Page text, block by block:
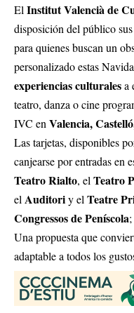
El Institut Valencià de
disposición del público sus
para quienes buscan un
personalizado estas
experiencias culturalesa
teatro, danza o cine
IVC en Valencia,
Las tarjetas, disponibles
canjearse por entradas en
Teatro Rialto, el Teatro
el Auditoriy el Teatre
Congressos de Peníscola
Una propuesta que
adaptable a todos los